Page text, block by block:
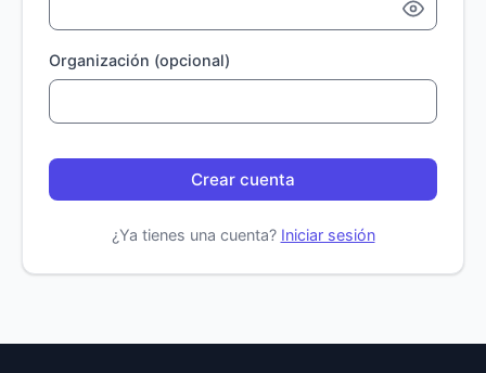
Organización (opcional)
Crear cuenta
¿Ya tienes una cuenta? Iniciar sesión